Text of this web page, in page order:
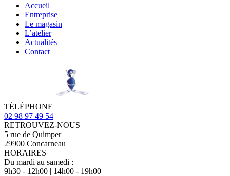
Accueil
Entreprise
Le magasin
L’atelier
Actualités
Contact
TÉLÉPHONE
02 98 97 49 54
RETROUVEZ-NOUS
5 rue de Quimper
29900 Concarneau
HORAIRES
Du mardi au samedi :
9h30 - 12h00 | 14h00 - 19h00